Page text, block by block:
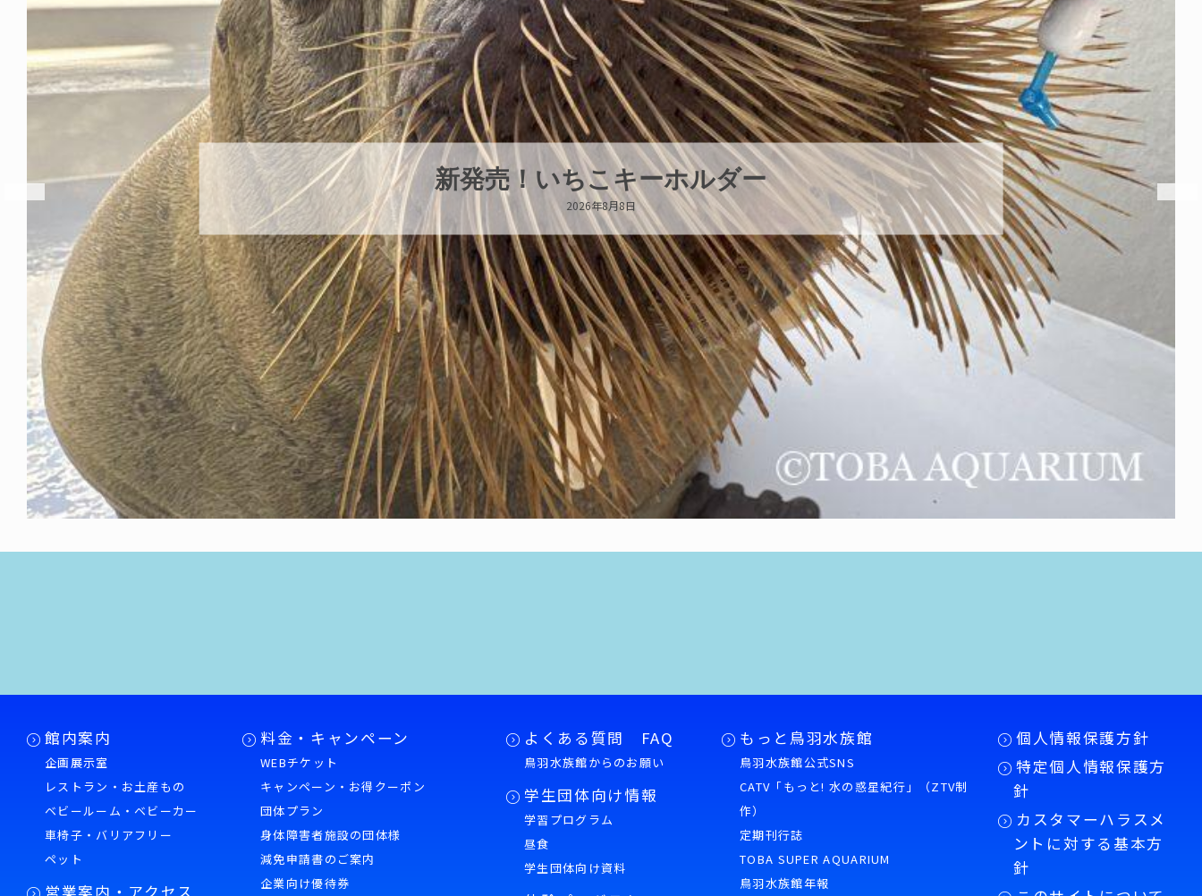
キーホルダー
8月8日
パラオオウムガイが
2026年8月7日
館内案内
企画展示室
レストラン・お土産もの
ベビールーム・ベビーカー
車椅子・バリアフリー
ペット
営業案内・アクセス
料金・キャンペーン
WEBチケット
キャンペーン・お得クーポン
団体プラン
身体障害者施設の団体様
減免申請書のご案内
企業向け優待券
よくある質問 FAQ
鳥羽水族館からのお願い
学生団体向け情報
学習プログラム
昼食
学生団体向け資料
もっと鳥羽水族館
鳥羽水族館公式SNS
CATV「もっと! 水の惑星紀行」（ZTV制
作）
定期刊行誌
TOBA SUPER AQUARIUM
鳥羽水族館年報
個人情報保護方針
特定個人情報保護方
針
カスタマーハラスメ
ントに対する基本方
針